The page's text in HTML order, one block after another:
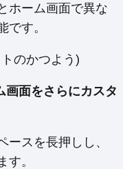
ホーム画面で異な
です。
のかつよう)
画面をさらにカスタ
ースを長押しし、
す。